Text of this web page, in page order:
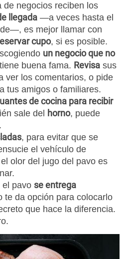
de negocios reciben los
llegada —a veces hasta el
es mejor llamar con
cupo, si es posible.
un negocio que no
buena fama. Revisa sus
ver los comentarios, o pide
tus amigos o familiares.
de cocina para recibir
sale del horno, puede
, para evitar que se
el vehículo de
olor del jugo del pavo es
el pavo se entrega
te da opción para colocarlo
que hace la diferencia.